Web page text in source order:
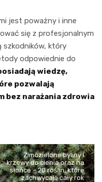
jest poważny i inne
się z profesjonalnym
szkodników, który
odpowiednie do
wiedzę,
pozwalają
bez narażania zdrowia
Zimozielone byliny i
krzewy do cienia oraz na
słońce – 20 roślin, które
zachwycają cały rok